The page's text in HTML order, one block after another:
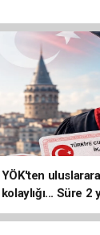
YÖK'ten
kolaylığı... Süre 2
uzatılabilecek